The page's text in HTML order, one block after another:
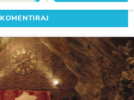
KOMENTIRAJ